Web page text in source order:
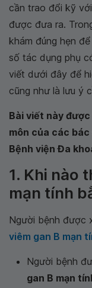
cần trao đổi kỹ
được đưa ra.
khám đúng hẹn
số tác dụng phụ
viết dưới đây để
cũng như là lưu ý
Bài viết này
môn của các
Bệnh viện Đa
1. Khi nào
mạn tính
Người bệnh được
viêm gan B mạn
Người bệnh
gan B mạn